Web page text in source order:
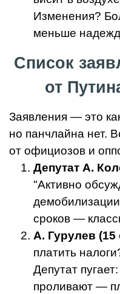
Изменения?
меньше
Список
от
Заявления — это
но панчлайна нет.
от официозов и
Депутат А.
"Активно
сроков —
А. Гурулев (15
платить
Депутат
проливают —